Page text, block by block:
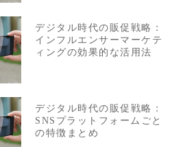
デジタル時代の販促戦略：
インフルエンサーマーケテ
ィングの効果的な活用法
デジタル時代の販促戦略：
SNSプラットフォームごと
の特徴まとめ